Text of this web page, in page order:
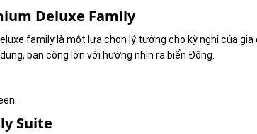
Deluxe Family
family là một lựa chọn lý tưởng cho kỳ nghỉ của
ban công lớn với hướng nhìn ra biển Đông.
Suite